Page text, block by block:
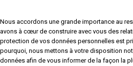
Nous accordons une grande importance au
avons à cœur de construire avec vous des
protection de vos données personnelles est
pourquoi, nous mettons à votre disposition
données afin de vous informer de la façon la